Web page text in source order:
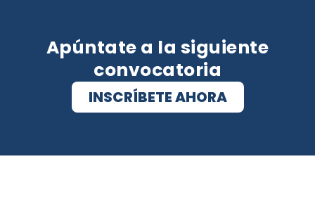
Apúntate a la siguiente
convocatoria
INSCRÍBETE AHORA